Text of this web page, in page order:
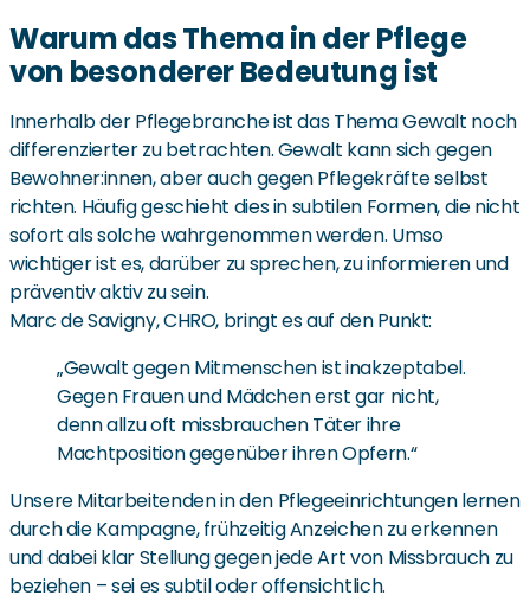
Warum das Thema in der Pflege
von besonderer Bedeutung ist
Innerhalb der Pflegebranche ist das Thema Gewalt noch
differenzierter zu betrachten. Gewalt kann sich gegen
Bewohner:innen, aber auch gegen Pflegekräfte selbst
richten. Häufig geschieht dies in subtilen Formen, die nicht
sofort als solche wahrgenommen werden. Umso
wichtiger ist es, darüber zu sprechen, zu informieren und
präventiv aktiv zu sein.
Marc de Savigny, CHRO, bringt es auf den Punkt:
„Gewalt gegen Mitmenschen ist inakzeptabel.
Gegen Frauen und Mädchen erst gar nicht,
denn allzu oft missbrauchen Täter ihre
Machtposition gegenüber ihren Opfern.“
Unsere Mitarbeitenden in den Pflegeeinrichtungen lernen
durch die Kampagne, frühzeitig Anzeichen zu erkennen
und dabei klar Stellung gegen jede Art von Missbrauch zu
beziehen – sei es subtil oder offensichtlich.